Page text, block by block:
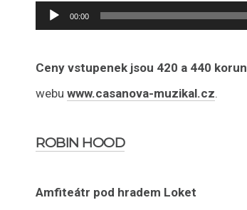
Audio
přehrávač
00:00
Ceny vstupenek jsou 420 a 440 korun
webuwww.casanova-muzikal.cz.
ROBIN HOOD
Amfiteátr pod hradem Loket